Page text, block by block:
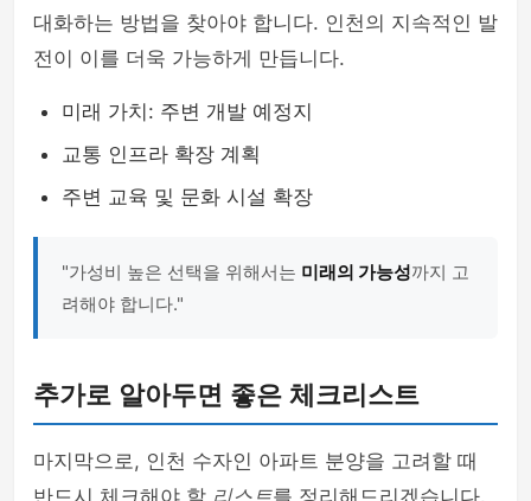
대화하는 방법을 찾아야 합니다. 인천의 지속적인 발
전이 이를 더욱 가능하게 만듭니다.
미래 가치: 주변 개발 예정지
교통 인프라 확장 계획
주변 교육 및 문화 시설 확장
"가성비 높은 선택을 위해서는 미래의 가능성까지 고
려해야 합니다."
추가로 알아두면 좋은 체크리스트
마지막으로, 인천 수자인 아파트 분양을 고려할 때
반드시 체크해야 할 리스트를 정리해드리겠습니다.